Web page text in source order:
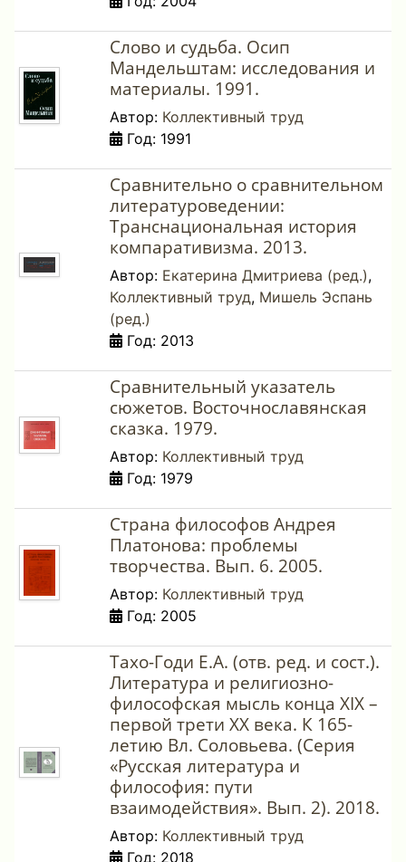
Слово и судьба. Осип
Мандельштам: исследования и
материалы. 1991.
Автор: Коллективный труд
Год: 1991
Сравнительно о сравнительном
литературоведении:
Транснациональная история
компаративизма. 2013.
Автор: Екатерина Дмитриева (ред.),
Коллективный труд, Мишель Эспань
(ред.)
Год: 2013
Сравнительный указатель
сюжетов. Восточнославянская
сказка. 1979.
Автор: Коллективный труд
Год: 1979
Страна философов Андрея
Платонова: проблемы
творчества. Вып. 6. 2005.
Автор: Коллективный труд
Год: 2005
Тахо-Годи Е.А. (отв. ред. и сост.).
Литература и религиозно-
философская мысль конца XIX –
первой трети ХХ века. К 165-
летию Вл. Соловьева. (Серия
«Русская литература и
философия: пути
взаимодействия». Вып. 2). 2018.
Автор: Коллективный труд
Год: 2018